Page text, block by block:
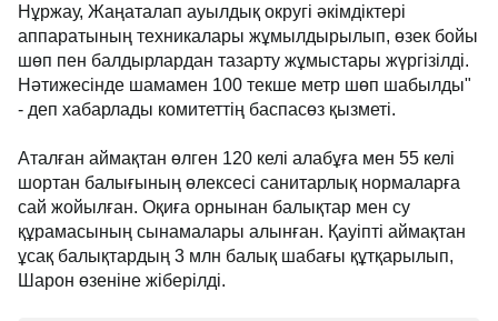
Нұржау, Жаңаталап ауылдық округі әкімдіктері
аппаратының техникалары жұмылдырылып, өзек бойы
шөп пен балдырлардан тазарту жұмыстары жүргізілді.
Нәтижесінде шамамен 100 текше метр шөп шабылды"
- деп хабарлады комитеттің баспасөз қызметі.
Аталған аймақтан өлген 120 келі алабұға мен 55 келі
шортан балығының өлексесі санитарлық нормаларға
сай жойылған. Оқиға орнынан балықтар мен су
құрамасының сынамалары алынған. Қауіпті аймақтан
ұсақ балықтардың 3 млн балық шабағы құтқарылып,
Шарон өзеніне жіберілді.